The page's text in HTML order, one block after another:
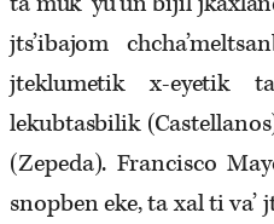
jts’ibajom
jteklumetik x-eyetik
lekubtasbilik
(Zepeda). Francisco
snopben eke, ta xal ti va’